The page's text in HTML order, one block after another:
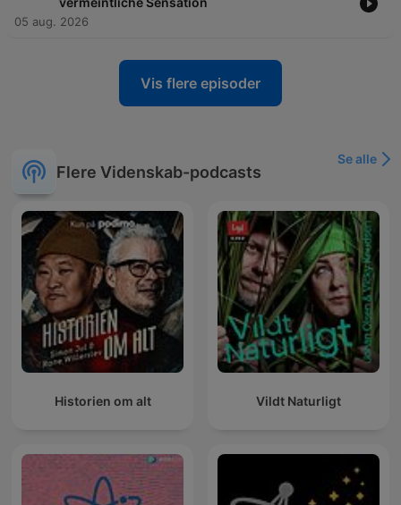
05 aug. 2026
Vis flere episoder
Flere Videnskab-podcasts
Se alle
Historien om alt Vildt Naturligt